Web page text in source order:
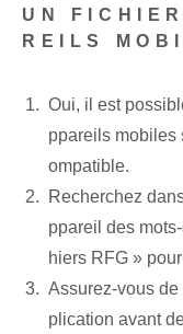
UN
REILS
Oui, il est
ppareils mobiles
ompatible.
Recherchez
ppareil des
hiers RFG »
Assurez-vous
plication avant